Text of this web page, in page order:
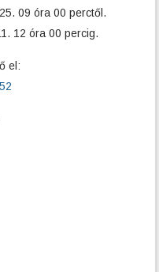
09 óra 00 perctől.
12 óra 00 percig.
el: